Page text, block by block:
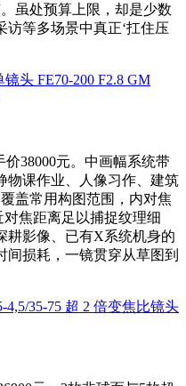
虽处预算上限，却是少数
等多场景中真正‘扛住压
头 FE70-200 F2.8 GM
价38000元。中画幅系统带
物课作业、人像习作、建筑
盖常用构图范围，内对焦
焦距离足以捕捉纹理细
耕影像、已有X系统机身的
损耗，一镜贯穿从草图到
35-75 超 2 倍变焦比镜头